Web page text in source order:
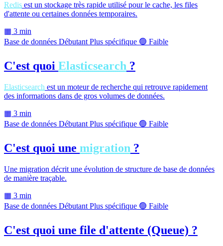
Redis est un stockage très rapide utilisé pour le cache, les files
d'attente ou certaines données temporaires.
▦ 3 min
Base de données Débutant Plus spécifique 🟢 Faible
C'est quoi Elasticsearch ?
Elasticsearch est un moteur de recherche qui retrouve rapidement
des informations dans de gros volumes de données.
▦ 3 min
Base de données Débutant Plus spécifique 🟢 Faible
C'est quoi une migration ?
Une migration décrit une évolution de structure de base de données
de manière traçable.
▦ 3 min
Base de données Débutant Plus spécifique 🟢 Faible
C'est quoi une file d'attente (Queue) ?